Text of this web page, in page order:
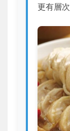
更有層次